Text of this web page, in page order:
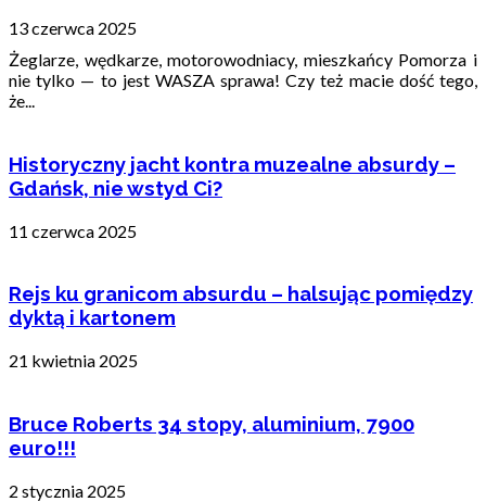
13 czerwca 2025
Żeglarze, wędkarze, motorowodniacy, mieszkańcy Pomorza i
nie tylko — to jest WASZA sprawa! Czy też macie dość tego,
że...
Historyczny jacht kontra muzealne absurdy –
Gdańsk, nie wstyd Ci?
11 czerwca 2025
Rejs ku granicom absurdu – halsując pomiędzy
dyktą i kartonem
21 kwietnia 2025
Bruce Roberts 34 stopy, aluminium, 7900
euro!!!
2 stycznia 2025